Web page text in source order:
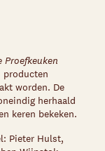
Proefkeuken
producten
worden. De
herhaald
keren bekeken.
: Pieter Hulst,